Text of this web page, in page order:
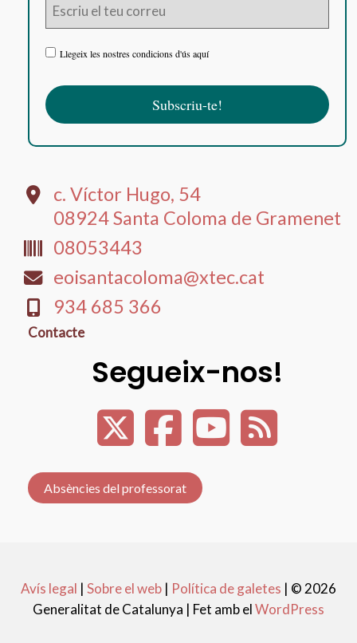
Llegeix les nostres condicions d'ús aquí
c. Víctor Hugo, 54
08924 Santa Coloma de Gramenet
08053443
eoisantacoloma@xtec.cat
934 685 366
Contacte
Segueix-nos!
Absències del professorat
Avís legal | Sobre el web | Política de galetes | © 2026
Generalitat de Catalunya | Fet amb elWordPress